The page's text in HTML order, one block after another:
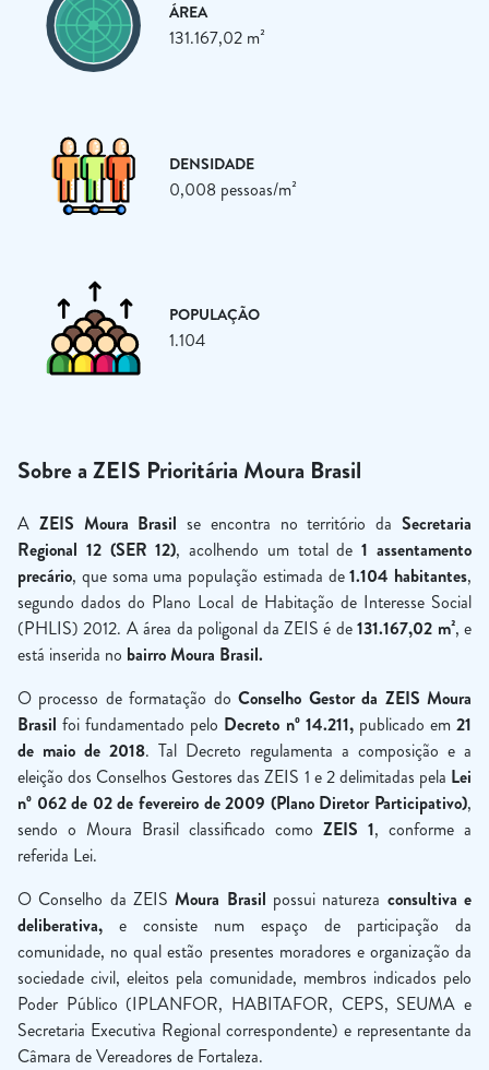
ÁREA
131.167,02 m²
DENSIDADE
0,008 pessoas/m²
POPULAÇÃO
1.104
Sobre a ZEIS Prioritária Moura Brasil
A ZEIS Moura Brasil se encontra no território daSecretaria
Regional 12 (SER 12), acolhendo um total de1 assentamento
precário, que soma uma população estimada de1.104 habitantes,
segundo dados do Plano Local de Habitação de Interesse Social
(PHLIS) 2012. A área da poligonal da ZEIS é de131.167,02 m², e
está inserida no bairro Moura Brasil.
O processo de formatação doConselho Gestor da ZEIS Moura
Brasil foi fundamentado pelo Decreto nº 14.211,publicado em21
de maio de 2018. Tal Decreto regulamenta a composição e a
eleição dos Conselhos Gestores das ZEIS 1 e 2 delimitadas pela Lei
nº 062 de 02 de fevereiro de 2009 (Plano Diretor Participativo),
sendo o Moura Brasil classificado como ZEIS 1, conforme a
referida Lei.
O Conselho da ZEISMoura Brasil possui natureza consultiva e
deliberativa, e consiste num espaço de participação da
comunidade, no qual estão presentes moradores e organização da
sociedade civil, eleitos pela comunidade, membros indicados pelo
Poder Público (IPLANFOR, HABITAFOR, CEPS, SEUMA e
Secretaria Executiva Regional correspondente) e representante da
Câmara de Vereadores de Fortaleza.